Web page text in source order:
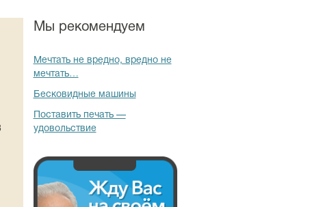
Мы рекомендуем
Мечтать не вредно, вредно не
мечтать…
Бесковидные машины
Поставить печать —
удовольствие